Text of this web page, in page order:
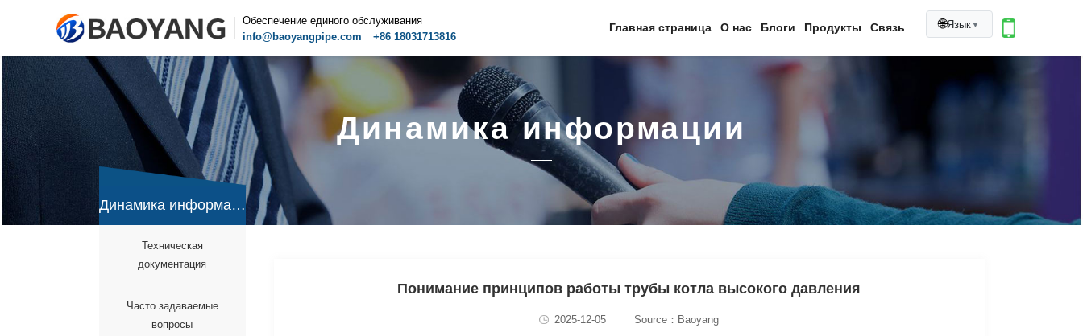
Обеспечение единого обслуживания
info@baoyangpipe.com
+86 18031713816
Главная страница О нас Блоги Продукты Связь 🌐Язык▼
Динамика информации
Динамика информации
Техническая
документация
Часто задаваемые
вопросы
Понимание принципов работы трубы котла высокого давления
2025-12-05 Source：Baoyang